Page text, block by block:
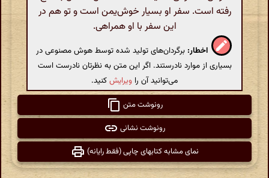
رفته است. سفر او بسیار خوش‌یمن است و تو هم در
این سفر با او همراهی.
اخطار: برگردان‌های تولید شده توسط هوش مصنوعی در
بسیاری از موارد نادرستند. اگر این متن به نظرتان نادرست است
می‌توانید آن را ویرایشکنید.
رونوشت متن
رونوشت نشانی
نمای مشابه کتابهای چاپی (فقط رایانه)